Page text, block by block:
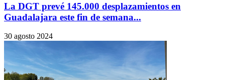
La DGT prevé 145.000 desplazamientos en
Guadalajara este fin de semana...
30 agosto 2024